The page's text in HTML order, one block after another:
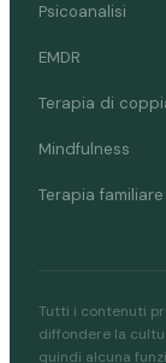
Psicoanalisi
EMDR
Terapia di
Mindfulness
Terapia familiare
Tutti i contenuti
diffondere la
quindi alcuna